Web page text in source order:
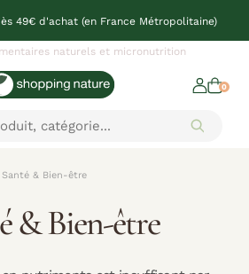
49€ d'achat (en France Métropolitaine)
naturels et micronutrition
0
Santé & Bien-être
& Bien-être